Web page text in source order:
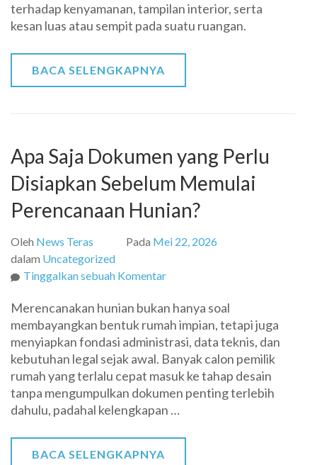
Rumah
terhadap kenyamanan, tampilan interior, serta
kesan luas atau sempit pada suatu ruangan.
BACA SELENGKAPNYA
Apa Saja Dokumen yang Perlu
Disiapkan Sebelum Memulai
Perencanaan Hunian?
Oleh News Teras Pada Mei 22, 2026
dalam Uncategorized
Tinggalkan sebuah Komentarpada
Saja
Dokumen
yang
Perlu
Disiapkan
Sebelum
Memulai
Merencanakan hunian bukan hanya soal
membayangkan bentuk rumah impian, tetapi juga
menyiapkan fondasi administrasi, data teknis, dan
kebutuhan legal sejak awal. Banyak calon pemilik
rumah yang terlalu cepat masuk ke tahap desain
tanpa mengumpulkan dokumen penting terlebih
dahulu, padahal kelengkapan …
BACA SELENGKAPNYA